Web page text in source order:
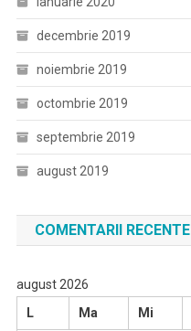
decembrie 2019
noiembrie 2019
octombrie 2019
septembrie 2019
august 2019
COMENTARII RECENTE
august 2026
L
Ma Mi